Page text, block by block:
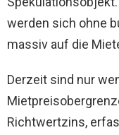
werden sich ohne
massiv auf die
Derzeit sind nur
Richtwertzins,